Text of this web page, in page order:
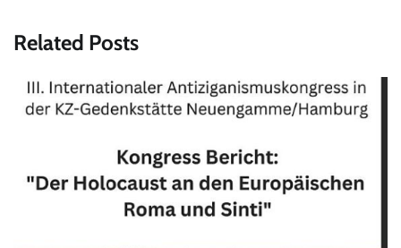
Related Posts